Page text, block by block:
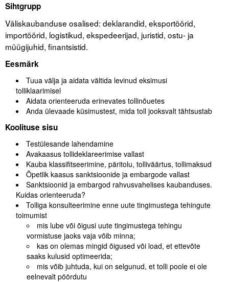
Viidad
ICC WBO
ICC komisjonid
Digiraamatukogu
Juhendid ja väljaanded
Videod
Kontakt
Liitu meililistiga
Oskusteave
Incoterms® 2020
Abimaterjalid
Projektid
Sihtgrupp
Väliskaubanduse osalised: deklarandid, eksportöörid,
importöörid, logistikud, ekspedeerijad, juristid, ostu- ja
müügijuhid, finantsistid.
Eesmärk
Tuua välja ja aidata vältida levinud eksimusi
tolliklaarimisel
Aidata orienteeruda erinevates tollinõuetes
Anda ülevaade küsimustest, mida toll jooksvalt tähtsustab
Koolituse sisu
Testülesande lahendamine
Avakaasus tollideklareerimise vallast
Kauba klassifitseerimine, päritolu, tolliväärtus, tollimaksud
Õpetlik kaasus sanktsioonide ja embargode vallast
Sanktsioonid ja embargod rahvusvahelises kaubanduses.
Kuidas orienteeruda?
Tolliga konsulteerimine enne uute tingimustega tehingute
toimumist
mis lube või õigusi uute tingimustega tehingu
vormistuse jaoks vaja võib minna;
kas on olemas mingid õigused või load, et ettevõte
saaks kulusid optimeerida;
mis võib juhtuda, kui on selgunud, et tolli poole ei ole
eelnevalt pöördutu